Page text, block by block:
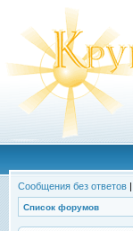
Сообщения без ответов |
Список форумов